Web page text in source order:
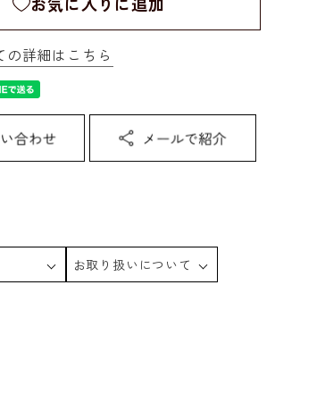
詳細はこちら
お取り扱いについて